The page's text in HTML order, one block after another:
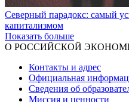
Северный парадокс: самый
капитализмом
Показать больше
О РОССИЙСКОЙ
Контакты и адрес
Официальная
Сведения об
Миссия и ценности